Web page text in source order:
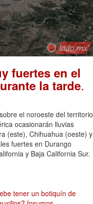
fuertes en el
la tarde.
el noroeste del territorio
ocasionarán lluvias
(este), Chihuahua (oeste) y
fuertes en Durango
y Baja California Sur.